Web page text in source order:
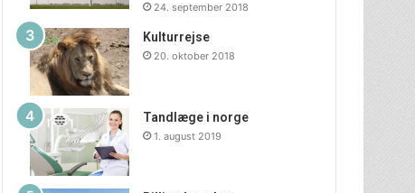
24. september 2018
Kulturrejse
20. oktober 2018
Tandlæge i norge
1. august 2019